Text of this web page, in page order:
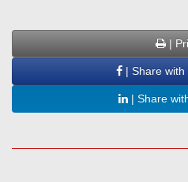
|
| Share
| Share